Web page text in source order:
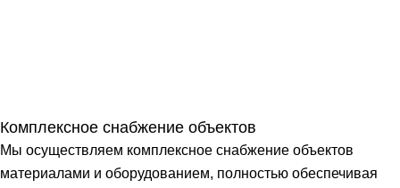
Комплексное снабжение объектов
Мы осуществляем комплексное снабжение объектов
материалами и оборудованием, полностью обеспечивая